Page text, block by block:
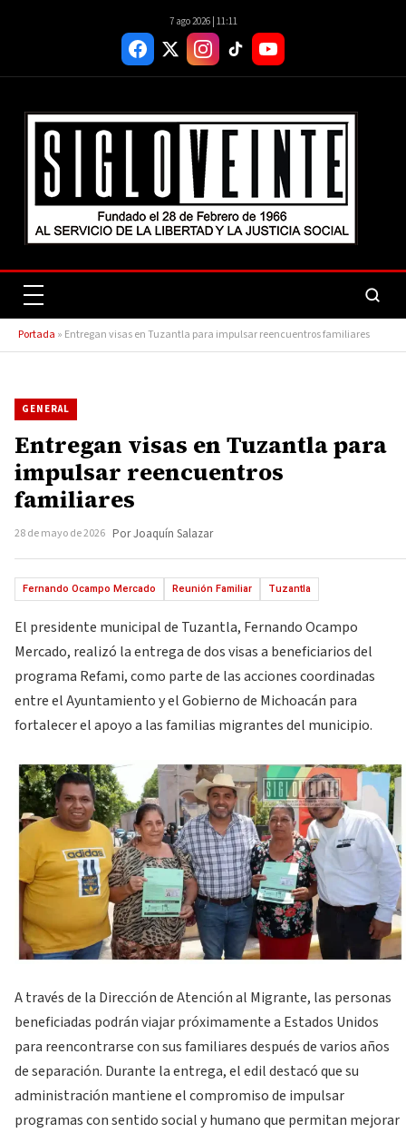
7 ago 2026 | 11:11
Portada » Entregan visas en Tuzantla para impulsar reencuentros familiares
GENERAL
Entregan visas en Tuzantla para
impulsar reencuentros
familiares
28 de mayo de 2026 Por Joaquín Salazar
Fernando Ocampo Mercado Reunión Familiar Tuzantla
El presidente municipal de Tuzantla, Fernando Ocampo
Mercado, realizó la entrega de dos visas a beneficiarios del
programa Refami, como parte de las acciones coordinadas
entre el Ayuntamiento y el Gobierno de Michoacán para
fortalecer el apoyo a las familias migrantes del municipio.
A través de la Dirección de Atención al Migrante, las personas
beneficiadas podrán viajar próximamente a Estados Unidos
para reencontrarse con sus familiares después de varios años
de separación. Durante la entrega, el edil destacó que su
administración mantiene el compromiso de impulsar
programas con sentido social y humano que permitan mejorar